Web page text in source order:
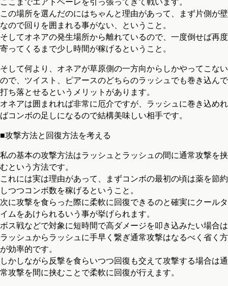
この場所を選んだのにはちゃんと理由があって、まず片側が壁
なので回りを囲まれる事がない、ということ。
そしてオネアの発生場所から離れているので、一度倒せば再度
寄ってくるまで少し時間が稼げるということ。
そして何より、オネアが草原側の一方向からしかやってこない
ので、ツイスト、ピアースのどちらのラッシュでも巻き込んで
打ち落とせるというメリットがあります。
オネアは囲まれれば非常に厄介ですが、ラッシュに巻き込めれ
ばコンボの足しになるので結構美味しい相手です。
■攻撃方法と回復方法を考える
私の基本の攻撃方法はラッシュとラッシュの間に通常攻撃を挟
むという方法です。
これには実は理由があって、まずコンボの最初の頃は薬を節約
しつつコンボ数を稼げるということ。
次に攻撃を食らった際に柔軟に回復できるのと確実にクールタ
イムをあけられるいう事が挙げられます。
ボス戦などで対象に短時間で高ダメージを叩き込みたい場合は
ラッシュからラッシュに手早く繋ぎ通常攻撃はなるべく省く方
が効率的です。
しかしながら反撃を食らいつつ回復も交えて攻撃する場合は通
常攻撃を間に挟むことで柔軟に回復が行えます。